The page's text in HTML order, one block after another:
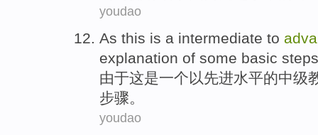
youdao
As this is a intermediate to
explanation of some basic steps
由于这是一个以先进水平的中级
步骤。
youdao